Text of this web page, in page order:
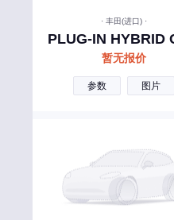
· 丰田(进口) ·
暂无报价
参数 图片
零跑汽车
领克
劳斯莱斯